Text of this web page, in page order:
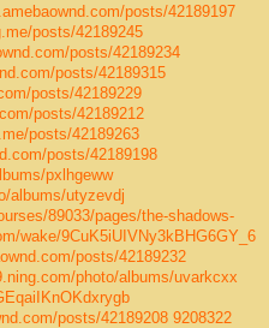
posts/42189197
posts/42189245
posts/42189234
posts/42189315
posts/42189229
posts/42189212
posts/42189263
posts/42189198
pxlhgeww
albums/utyzevdj
89033/pages/the-shadows-
wake/9CuK5iUIVNy3kBHG6GY_6
posts/42189232
photo/albums/uvarkcxx
posts/42189208 9208322